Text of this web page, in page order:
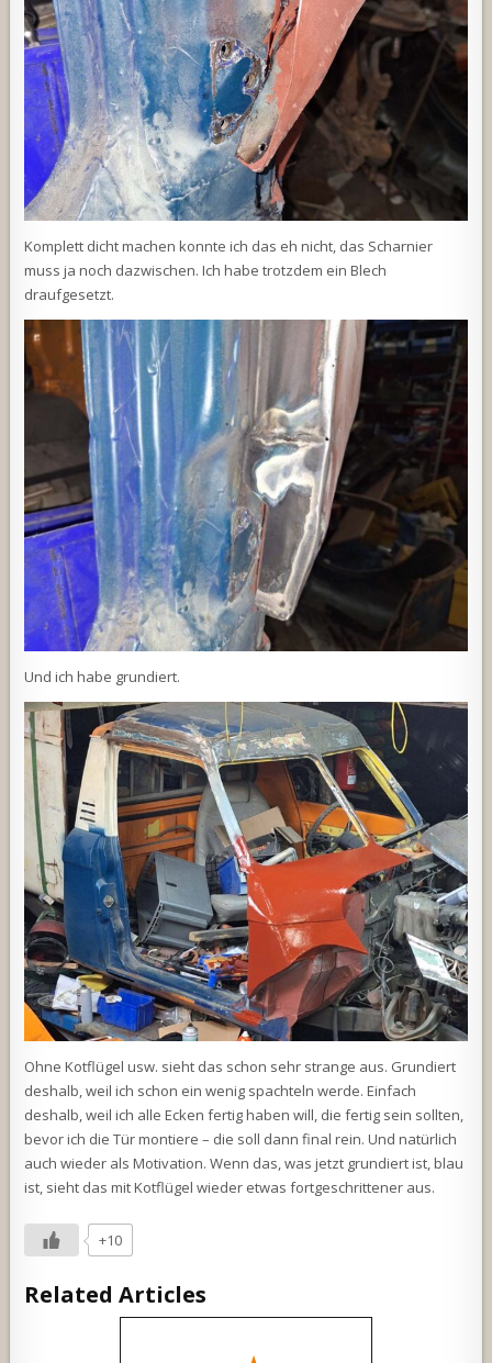
Komplett dicht machen konnte ich das eh nicht, das Scharnier
muss ja noch dazwischen. Ich habe trotzdem ein Blech
draufgesetzt.
Und ich habe grundiert.
Ohne Kotflügel usw. sieht das schon sehr strange aus. Grundiert
deshalb, weil ich schon ein wenig spachteln werde. Einfach
deshalb, weil ich alle Ecken fertig haben will, die fertig sein sollten,
bevor ich die Tür montiere – die soll dann final rein. Und natürlich
auch wieder als Motivation. Wenn das, was jetzt grundiert ist, blau
ist, sieht das mit Kotflügel wieder etwas fortgeschrittener aus.
+10
Related Articles